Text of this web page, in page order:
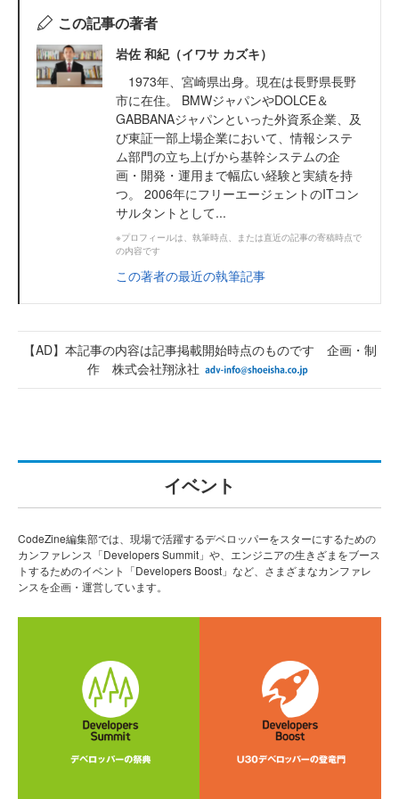
この記事の著者
岩佐 和紀（イワサ カズキ）
1973年、宮崎県出身。現在は長野県長野
市に在住。 BMWジャパンやDOLCE＆
GABBANAジャパンといった外資系企業、及
び東証一部上場企業において、情報システ
ム部門の立ち上げから基幹システムの企
画・開発・運用まで幅広い経験と実績を持
つ。 2006年にフリーエージェントのITコン
サルタントとして...
※プロフィールは、執筆時点、または直近の記事の寄稿時点で
の内容です
この著者の最近の執筆記事
【AD】本記事の内容は記事掲載開始時点のものです 企画・制
作 株式会社翔泳社
イベント
CodeZine編集部では、現場で活躍するデベロッパーをスターにするための
カンファレンス「Developers Summit」や、エンジニアの生きざまをブース
トするためのイベント「Developers Boost」など、さまざまなカンファレ
ンスを企画・運営しています。